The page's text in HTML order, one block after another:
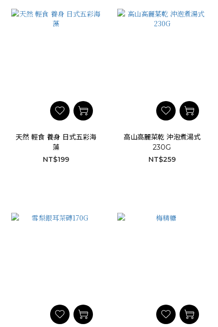
天然 輕食 養身 日式五彩海
藻
NT$199
高山高麗菜乾 沖泡煮湯式
230G
NT$259